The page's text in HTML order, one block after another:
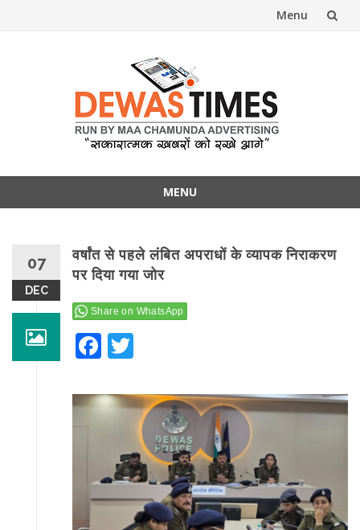
Menu
MENU
07
DEC
वर्षांत से पहले लंबित अपराधों के व्यापक निराकरण
पर दिया गया जोर
Share on WhatsApp
Facebook